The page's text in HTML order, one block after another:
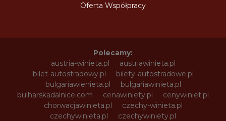
Oferta Współpracy
Polecamy:
austria-winieta.pl
austriawinieta.pl
bilet-autostradowy.pl
bilety-autostradowe.pl
bulgariawienieta.pl
bulgariawinieta.pl
bulharskadalnice.com
cenawiniety.pl
cenywiniet.pl
chorwacjawinieta.pl
czechy-winieta.pl
czechywinieta.pl
czechywiniety.pl